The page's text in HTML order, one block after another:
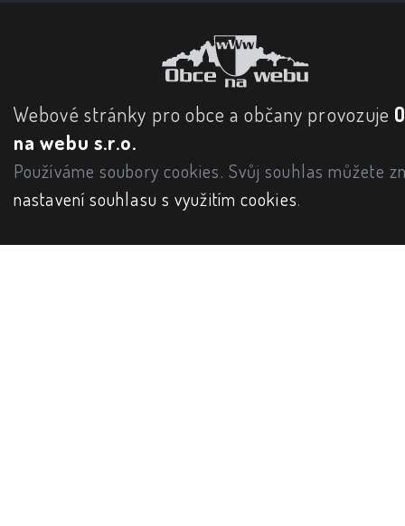
Webové stránky pro obce a občany provozuje
na webu s.r.o.
Používáme soubory cookies. Svůj souhlas můžete
nastavení souhlasu s využitím cookies.